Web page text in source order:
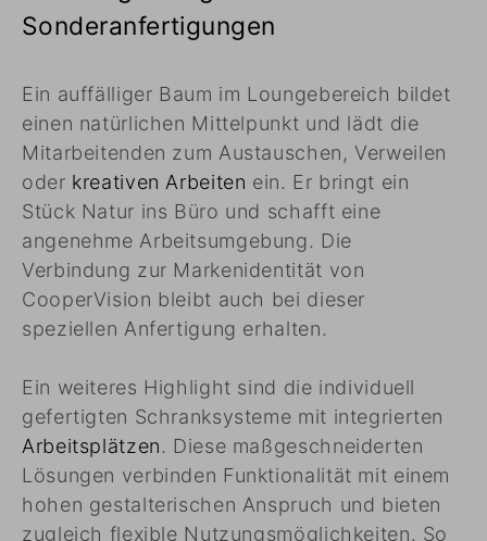
Sonderanfertigungen
Ein auffälliger Baum im Loungebereich bildet
einen natürlichen Mittelpunkt und lädt die
Mitarbeitenden zum Austauschen, Verweilen
oder kreativen Arbeiten ein. Er bringt ein
Stück Natur ins Büro und schafft eine
angenehme Arbeitsumgebung. Die
Verbindung zur Markenidentität von
CooperVision bleibt auch bei dieser
speziellen Anfertigung erhalten.
Ein weiteres Highlight sind die individuell
gefertigten Schranksysteme mit integrierten
Arbeitsplätzen. Diese maßgeschneiderten
Lösungen verbinden Funktionalität mit einem
hohen gestalterischen Anspruch und bieten
zugleich flexible Nutzungsmöglichkeiten. So